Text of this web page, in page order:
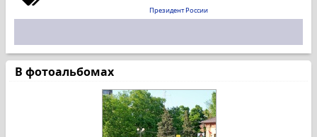
Президент России
В фотоальбомах